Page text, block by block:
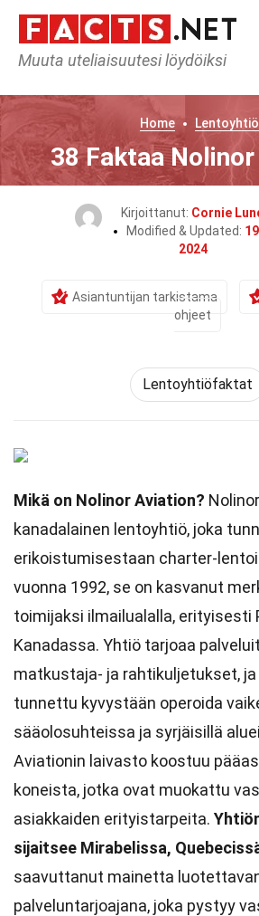
Muuta uteliaisuutesi löydöiksi
Home
38 Faktaa
Kirjoittanut: Cornie
Modified & Updated:
2024
Asiantuntijan tarkistama
ohjeet
Lentoyhtiöfaktat
Mikä on Nolinor Aviation?
kanadalainen lentoyhtiö, joka
erikoistumisestaan charter-
vuonna 1992, se on kasvanut
toimijaksi ilmailualalla, erityisesti
Kanadassa. Yhtiö tarjoaa
matkustaja- ja rahtikuljetukset,
tunnettu kyvystään operoida
sääolosuhteissa ja syrjäisillä
Aviationin laivasto koostuu
koneista, jotka ovat muokattu
asiakkaiden erityistarpeita.
sijaitsee Mirabelissa,
saavuttanut mainetta
palveluntarjoajana, joka pystyy